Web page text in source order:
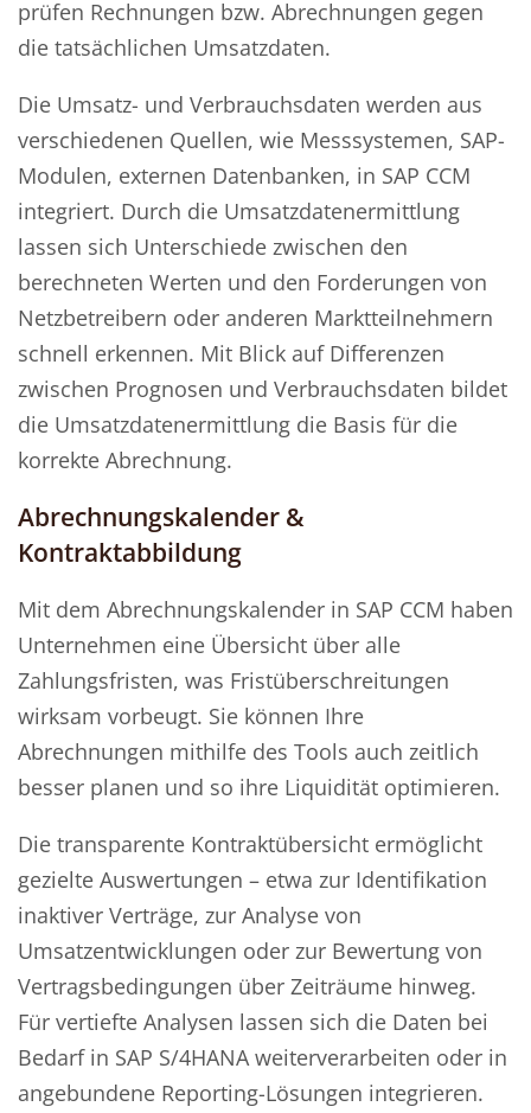
prüfen Rechnungen bzw. Abrechnungen gegen
die tatsächlichen Umsatzdaten.
Die Umsatz- und Verbrauchsdaten werden aus
verschiedenen Quellen, wie Messsystemen, SAP-
Modulen, externen Datenbanken, in SAP CCM
integriert. Durch die Umsatzdatenermittlung
lassen sich Unterschiede zwischen den
berechneten Werten und den Forderungen von
Netzbetreibern oder anderen Marktteilnehmern
schnell erkennen. Mit Blick auf Differenzen
zwischen Prognosen und Verbrauchsdaten bildet
die Umsatzdatenermittlung die Basis für die
korrekte Abrechnung.
Abrechnungskalender &
Kontraktabbildung
Mit dem Abrechnungskalender in SAP CCM haben
Unternehmen eine Übersicht über alle
Zahlungsfristen, was Fristüberschreitungen
wirksam vorbeugt. Sie können Ihre
Abrechnungen mithilfe des Tools auch zeitlich
besser planen und so ihre Liquidität optimieren.
Die transparente Kontraktübersicht ermöglicht
gezielte Auswertungen – etwa zur Identifikation
inaktiver Verträge, zur Analyse von
Umsatzentwicklungen oder zur Bewertung von
Vertragsbedingungen über Zeiträume hinweg.
Für vertiefte Analysen lassen sich die Daten bei
Bedarf in SAP S/4HANA weiterverarbeiten oder in
angebundene Reporting-Lösungen integrieren.